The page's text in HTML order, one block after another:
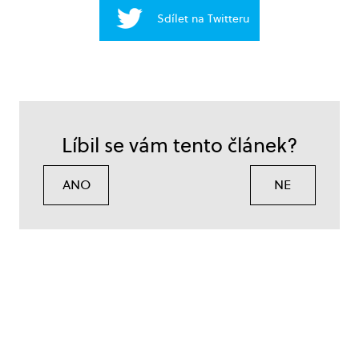
Sdílet na Twitteru
Líbil se vám tento článek?
ANO NE